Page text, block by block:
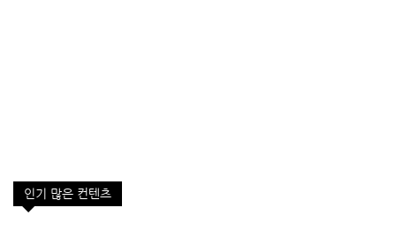
인기 많은 컨텐츠